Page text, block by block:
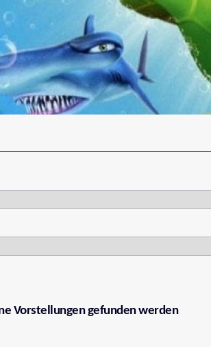
Vorstellungen gefunden werden